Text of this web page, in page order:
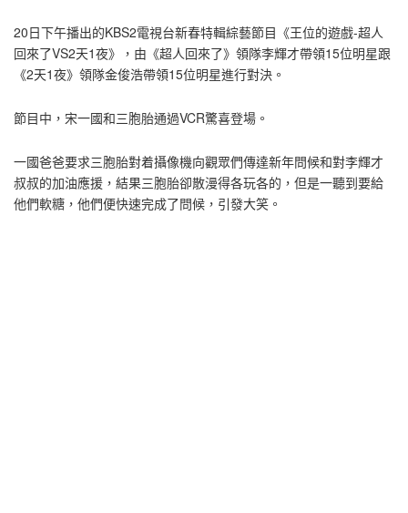
20日下午播出的KBS2電視台新春特輯綜藝節目《王位的遊戲-超人
回來了VS2天1夜》，由《超人回來了》領隊李輝才帶領15位明星跟
《2天1夜》領隊金俊浩帶領15位明星進行對決。
節目中，宋一國和三胞胎通過VCR驚喜登場。
一國爸爸要求三胞胎對着攝像機向觀眾們傳達新年問候和對李輝才
叔叔的加油應援，結果三胞胎卻散漫得各玩各的，但是一聽到要給
他們軟糖，他們便快速完成了問候，引發大笑。